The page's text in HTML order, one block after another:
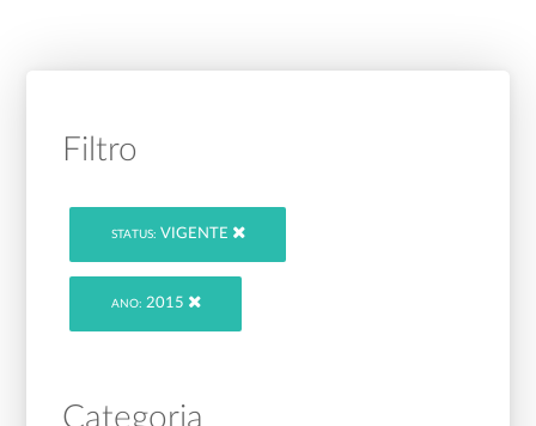
Filtro
STATUS: VIGENTE
ANO: 2015
Categoria